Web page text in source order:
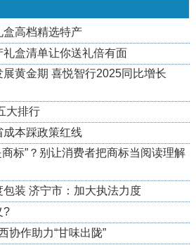
盒高档精选特产
盒清单让你送礼倍有面
黄金期 喜悦智行2025同比增长
大排行
本踩政策红线
标”？别让消费者把商标当阅读理解
装 济宁市：加大执法力度
?
协作助力“甘味出陇”